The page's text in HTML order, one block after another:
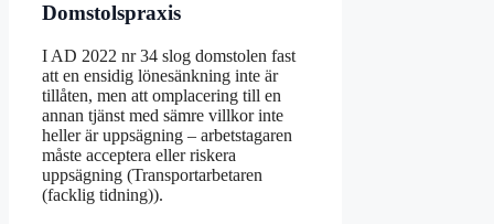
Domstolspraxis
I AD 2022 nr 34 slog domstolen fast
att en ensidig lönesänkning inte är
tillåten, men att omplacering till en
annan tjänst med sämre villkor inte
heller är uppsägning – arbetstagaren
måste acceptera eller riskera
uppsägning (Transportarbetaren
(facklig tidning)).